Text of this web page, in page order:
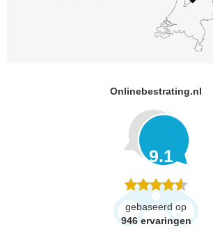
Onlinebestrating.nl
9.1
gebaseerd op
946 ervaringen